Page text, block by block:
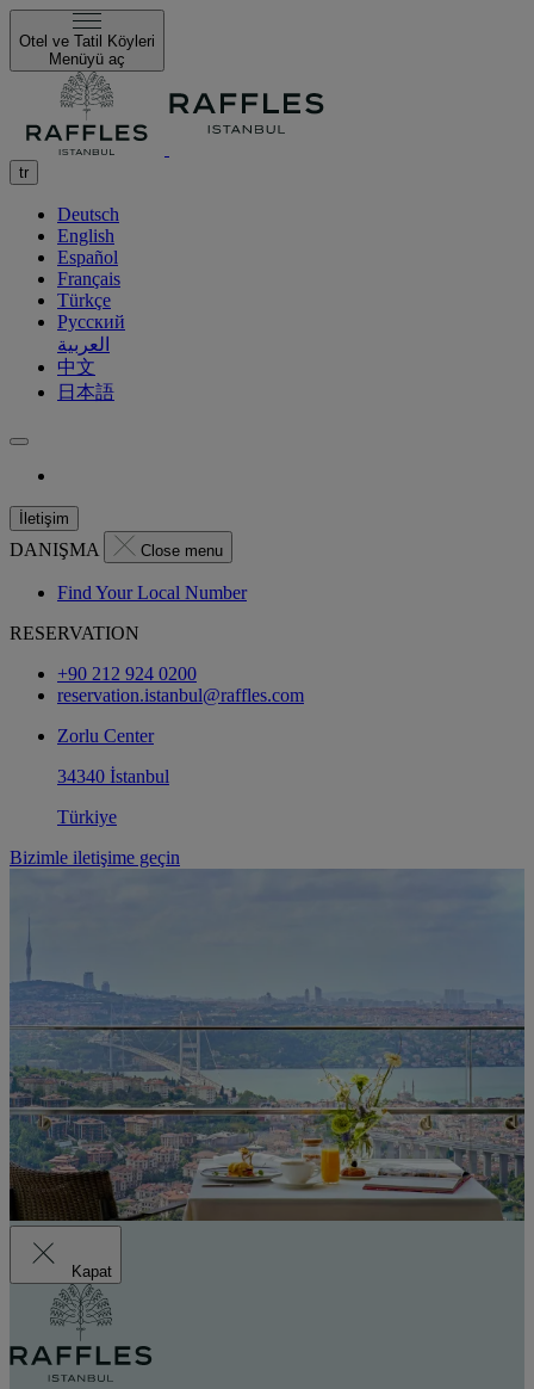
Otel ve Tatil Köyleri
Menüyü aç
tr
Deutsch
English
Español
Français
Türkçe
Русский
العربية
中文
日本語
İletişim
DANIŞMA Close menu
Find Your Local Number
RESERVATION
+90 212 924 0200
reservation.istanbul@raffles.com
Zorlu Center
34340 İstanbul
Türkiye
Bizimle iletişime geçin
Kapat